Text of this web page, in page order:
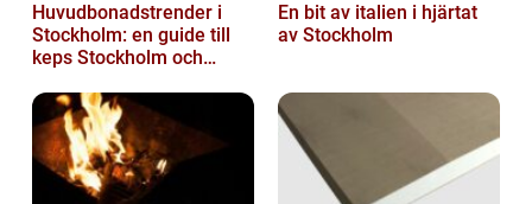
Huvudbonadstrender i
Stockholm: en guide till
keps Stockholm och
En bit av italien i hjärtat
av Stockholm